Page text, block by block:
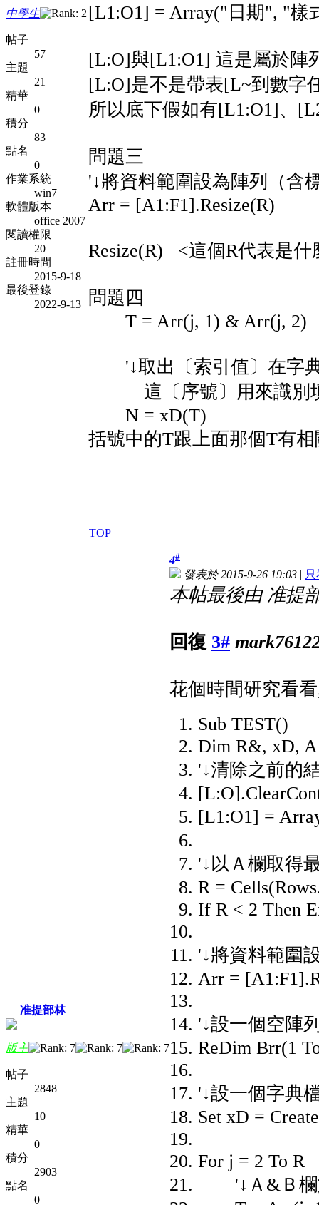
中學生
帖子
57
主題
21
精華
0
積分
83
點名
0
作業系統
win7
軟體版本
office 2007
閱讀權限
20
註冊時間
2015-9-18
最後登錄
2022-9-13
[L1:O1] = Array("日期", "
[L:O]與[L1:O1] 這是屬於陣
[L:O]是不是帶表[L~到數字
所以底下假如有[L1:O1]、
問題三
'↓將資料範圍設為陣列（含
Arr = [A1:F1].Resize(R)
Resize(R) <這個R代表是什
問題四
T = Arr(j, 1) & Arr(j, 2)
'↓取出〔索引值〕在字
這〔序號〕用來識別填
N = xD(T)
括號中的T跟上面那個T有相
TOP
准提部林
版主
帖子
2848
主題
10
精華
0
積分
2903
點名
0
4#
發表於 2015-9-26 19:03 |
本帖最後由 准提
回復 3#
花個時間研究看
Sub TEST()
Dim R&, xD,
'↓清除之前的
[L1:O1] =
'↓以Ａ欄取得
R =
If R < 2 Then
'↓將資料範圍
Arr =
'↓設一個空陣
ReDim Brr(1
'↓設一個字典
Set xD =
For j = 2 To R
'↓Ａ&Ｂ欄